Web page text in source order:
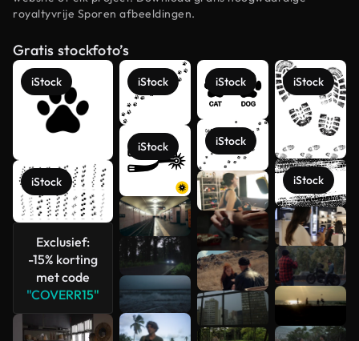
royaltyvrije Sporen afbeeldingen.
Gratis stockfoto’s
iStock
iStock
Exclusief:
-15% korting
met code
"COVERR15"
iStock
iStock
iStock
iStock
iStock
iStock
Meer
bekijken